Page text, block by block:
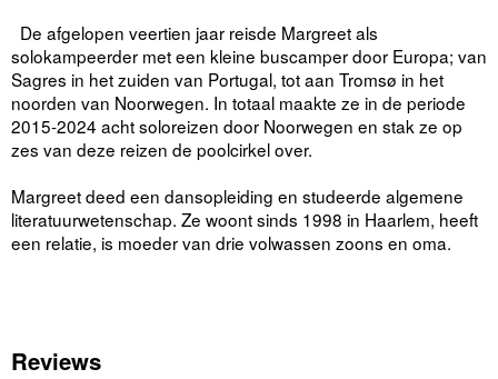
De afgelopen veertien jaar reisde Margreet als
solokampeerder met een kleine buscamper door Europa; van
Sagres in het zuiden van Portugal, tot aan Tromsø in het
noorden van Noorwegen. In totaal maakte ze in de periode
2015-2024 acht soloreizen door Noorwegen en stak ze op
zes van deze reizen de poolcirkel over.
Margreet deed een dansopleiding en studeerde algemene
literatuurwetenschap. Ze woont sinds 1998 in Haarlem, heeft
een relatie, is moeder van drie volwassen zoons en oma.
Reviews